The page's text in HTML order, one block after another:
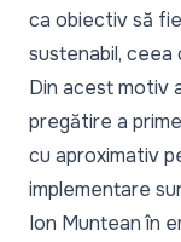
ca obiectiv să
sustenabil, ceea
Din acest motiv
pregătire a
cu aproximativ
implementare
Ion Muntean în